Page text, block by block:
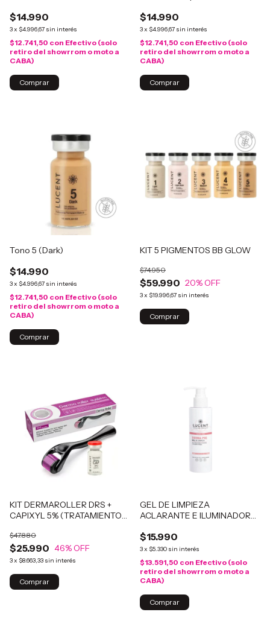
$14.990
3x $4.996,67 sin interés
$12.741,50 con Efectivo (solo
retiro del showrrom o moto a
CABA)
$14.990
3x $4.996,67 sin interés
$12.741,50 con Efectivo (solo
retiro del showrrom o moto a
CABA)
Tono 5 (Dark)
$14.990
3x $4.996,67 sin interés
$12.741,50 con Efectivo (solo
retiro del showrrom o moto a
CABA)
KIT 5 PIGMENTOS BB GLOW
$59.990
$74.950
20% OFF
3x $19.996,67 sin interés
KIT DERMAROLLER DRS +
CAPIXYL 5% (TRATAMIENTO
$25.990
$47.880
46% OFF
3x $8.663,33 sin interés
Comprar
GEL DE LIMPIEZA
ACLARANTE E ILUMINADOR
$15.990
3x $5.330 sin interés
$13.591,50 con Efectivo (solo
retiro del showrrom o moto a
CABA)